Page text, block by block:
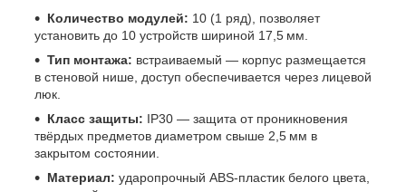
Количество модулей: 10 (1 ряд), позволяет
установить до 10 устройств шириной 17,5 мм.
Тип монтажа: встраиваемый — корпус размещается
в стеновой нише, доступ обеспечивается через лицевой
люк.
Класс защиты: IP30 — защита от проникновения
твёрдых предметов диаметром свыше 2,5 мм в
закрытом состоянии.
Материал: ударопрочный ABS‑пластик белого цвета,